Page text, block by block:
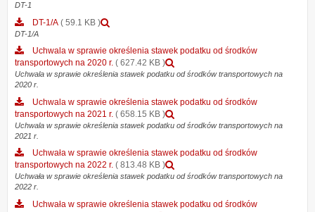
DT-1
DT-1/A ( 59.1 KB )
DT-
1/A
DT-1/A
Uchwala w sprawie określenia stawek podatku od środków
transportowych na 2020 r. ( 627.42 KB )
załącznika
w
określenia
od
transportowych
2020
Uchwala w sprawie określenia stawek podatku od środków transportowych na
2020 r.
Uchwala w sprawie określenia stawek podatku od środków
transportowych na 2021 r. ( 658.15 KB )
załącznika
w
określenia
od
Uchwala w sprawie określenia stawek podatku od środków transportowych na
2021 r.
Uchwała w sprawie określenia stawek podatku od środków
transportowych na 2022 r. ( 813.48 KB )
załącznika
w
Uchwała w sprawie określenia stawek podatku od środków transportowych na
2022 r.
Uchwała w sprawie określenia stawek podatku od środków